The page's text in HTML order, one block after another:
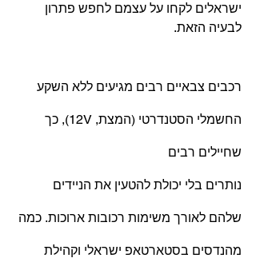
ישראלים לקחו על עצמם לחפש פתרון
לבעיה הזאת.
רכבים צבאיים רבים מגיעים ללא השקע
החשמלי הסטנדרטי (המצת, 12V), כך
שחיילים רבים
נותרים בלי יכולת להטעין את הניידים
שלהם לאורך משימות רכובות ארוכות. כמה
מהנדסים בסטארטאפ ישראלי וקהילת